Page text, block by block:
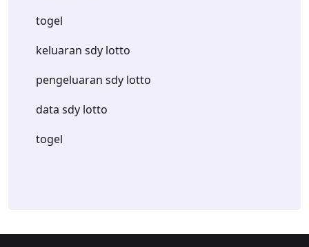
togel
keluaran sdy lotto
pengeluaran sdy lotto
data sdy lotto
togel